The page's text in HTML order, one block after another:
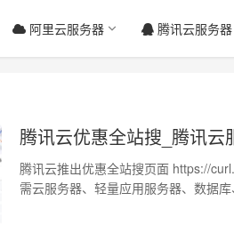
阿里云服务器 腾讯云服务器
腾讯云优惠全站搜_腾讯云
腾讯云推出优惠全站搜页面 https://
需云服务器、轻量应用服务器、数据